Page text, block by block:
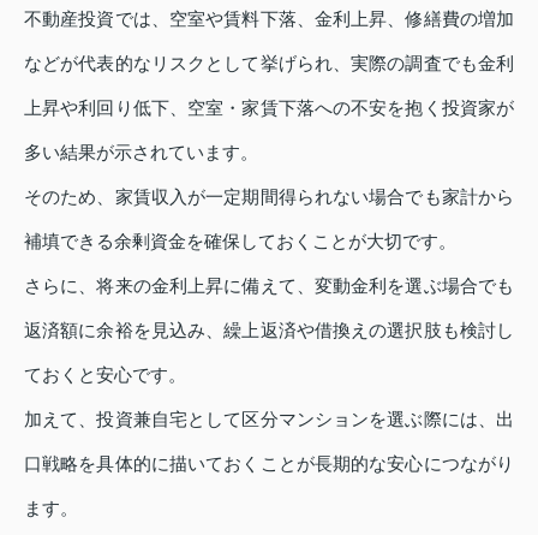
不動産投資では、空室や賃料下落、金利上昇、修繕費の増加
などが代表的なリスクとして挙げられ、実際の調査でも金利
上昇や利回り低下、空室・家賃下落への不安を抱く投資家が
多い結果が示されています。
そのため、家賃収入が一定期間得られない場合でも家計から
補填できる余剰資金を確保しておくことが大切です。
さらに、将来の金利上昇に備えて、変動金利を選ぶ場合でも
返済額に余裕を見込み、繰上返済や借換えの選択肢も検討し
ておくと安心です。
加えて、投資兼自宅として区分マンションを選ぶ際には、出
口戦略を具体的に描いておくことが長期的な安心につながり
ます。